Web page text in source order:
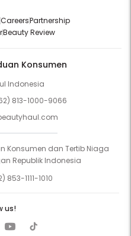
CareersPartnership
Beauty Review
Konsumen
Indonesia
813-1000-9066
Konsumen dan Tertib Niaga
Republik Indonesia
853-1111-1010
us!